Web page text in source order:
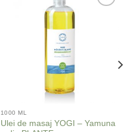
1000 ML
Ulei de masaj YOGI – Yamuna